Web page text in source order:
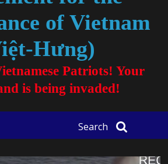
of Vietnam
Hưng)
Patriots! Your
is being invaded!
Search